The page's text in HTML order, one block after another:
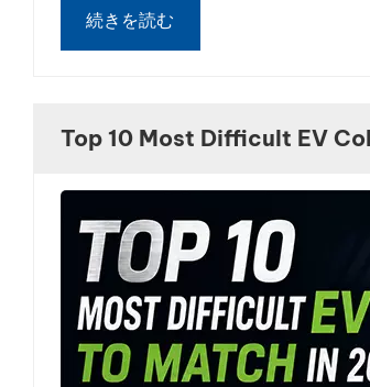
続きを読む
Top 10 Most Difficult EV